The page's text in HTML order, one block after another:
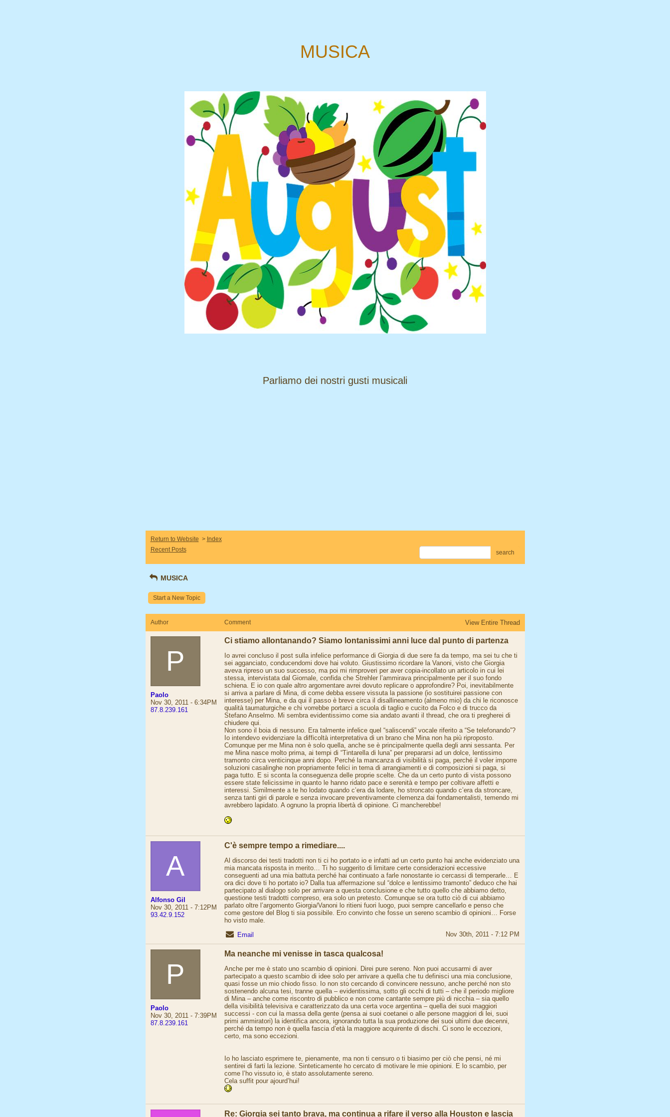
MUSICA
​​​​​​​Parliamo dei nostri gusti musicali
Return to Website > Index
Recent Posts
search
MUSICA
Start a New Topic
Author Comment View Entire Thread
P
Paolo
Nov 30, 2011 - 6:34PM
87.8.239.161
Ci stiamo allontanando? Siamo lontanissimi anni luce dal punto di partenza
Io avrei concluso il post sulla infelice performance di Giorgia di due sere fa da tempo, ma sei tu che ti
sei agganciato, conducendomi dove hai voluto. Giustissimo ricordare la Vanoni, visto che Giorgia
aveva ripreso un suo successo, ma poi mi rimproveri per aver copia-incollato un articolo in cui lei
stessa, intervistata dal Giornale, confida che Strehler l’ammirava principalmente per il suo fondo
schiena. E io con quale altro argomentare avrei dovuto replicare o approfondire? Poi, inevitabilmente
si arriva a parlare di Mina, di come debba essere vissuta la passione (io sostituirei passione con
interesse) per Mina, e da qui il passo è breve circa il disallineamento (almeno mio) da chi le riconosce
qualità taumaturgiche e chi vorrebbe portarci a scuola di taglio e cucito da Folco e di trucco da
Stefano Anselmo. Mi sembra evidentissimo come sia andato avanti il thread, che ora ti pregherei di
chiudere qui.
Non sono il boia di nessuno. Era talmente infelice quel “saliscendi” vocale riferito a “Se telefonando”?
Io intendevo evidenziare la difficoltà interpretativa di un brano che Mina non ha più riproposto.
Comunque per me Mina non è solo quella, anche se è principalmente quella degli anni sessanta. Per
me Mina nasce molto prima, ai tempi di “Tintarella di luna” per prepararsi ad un dolce, lentissimo
tramonto circa venticinque anni dopo. Perché la mancanza di visibilità si paga, perché il voler imporre
soluzioni casalinghe non propriamente felici in tema di arrangiamenti e di composizioni si paga, si
paga tutto. E si sconta la conseguenza delle proprie scelte. Che da un certo punto di vista possono
essere state felicissime in quanto le hanno ridato pace e serenità e tempo per coltivare affetti e
interessi. Similmente a te ho lodato quando c’era da lodare, ho stroncato quando c’era da stroncare,
senza tanti giri di parole e senza invocare preventivamente clemenza dai fondamentalisti, temendo mi
avrebbero lapidato. A ognuno la propria libertà di opinione. Ci mancherebbe!
A
Alfonso Gil
Nov 30, 2011 - 7:12PM
93.42.9.152
C'è sempre tempo a rimediare....
Al discorso dei testi tradotti non ti ci ho portato io e infatti ad un certo punto hai anche evidenziato una
mia mancata risposta in merito… Ti ho suggerito di limitare certe considerazioni eccessive
conseguenti ad una mia battuta perché hai continuato a farle nonostante io cercassi di temperarle… E
ora dici dove ti ho portato io? Dalla tua affermazione sul “dolce e lentissimo tramonto” deduco che hai
partecipato al dialogo solo per arrivare a questa conclusione e che tutto quello che abbiamo detto,
questione testi tradotti compreso, era solo un pretesto. Comunque se ora tutto ciò di cui abbiamo
parlato oltre l’argomento Giorgia/Vanoni lo ritieni fuori luogo, puoi sempre cancellarlo e penso che
come gestore del Blog ti sia possibile. Ero convinto che fosse un sereno scambio di opinioni… Forse
ho visto male.
Email
Nov 30th, 2011 - 7:12 PM
P
Paolo
Nov 30, 2011 - 7:39PM
87.8.239.161
Ma neanche mi venisse in tasca qualcosa!
Anche per me è stato uno scambio di opinioni. Direi pure sereno. Non puoi accusarmi di aver
partecipato a questo scambio di idee solo per arrivare a quella che tu definisci una mia conclusione,
quasi fosse un mio chiodo fisso. Io non sto cercando di convincere nessuno, anche perché non sto
sostenendo alcuna tesi, tranne quella – evidentissima, sotto gli occhi di tutti – che il periodo migliore
di Mina – anche come riscontro di pubblico e non come cantante sempre più di nicchia – sia quello
della visibilità televisiva e caratterizzato da una certa voce argentina – quella dei suoi maggiori
successi - con cui la massa della gente (pensa ai suoi coetanei o alle persone maggiori di lei, suoi
primi ammiratori) la identifica ancora, ignorando tutta la sua produzione dei suoi ultimi due decenni,
perché da tempo non è quella fascia d’età la maggiore acquirente di dischi. Ci sono le eccezioni,
certo, ma sono eccezioni.
Io ho lasciato esprimere te, pienamente, ma non ti censuro o ti biasimo per ciò che pensi, né mi
sentirei di farti la lezione. Sinteticamente ho cercato di motivare le mie opinioni. E lo scambio, per
come l’ho vissuto io, è stato assolutamente sereno.
Cela suffit pour ajourd’hui!
Re: Giorgia sei tanto brava, ma continua a rifare il verso alla Houston e lascia